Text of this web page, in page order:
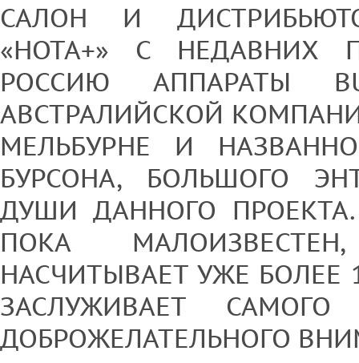
САЛОН И
«НОТА+» С НЕДАВНИХ
РОССИЮ АППАРАТЫ
АВСТРАЛИЙСКОЙ
МЕЛЬБУРНЕ И
БУРСОНА, БОЛЬШОГО
ДУШИ ДАННОГО
ПОКА
НАСЧИТЫВАЕТ УЖЕ БОЛЕЕ
ЗАСЛУЖИВАЕТ
ДОБРОЖЕЛАТЕЛЬНОГО